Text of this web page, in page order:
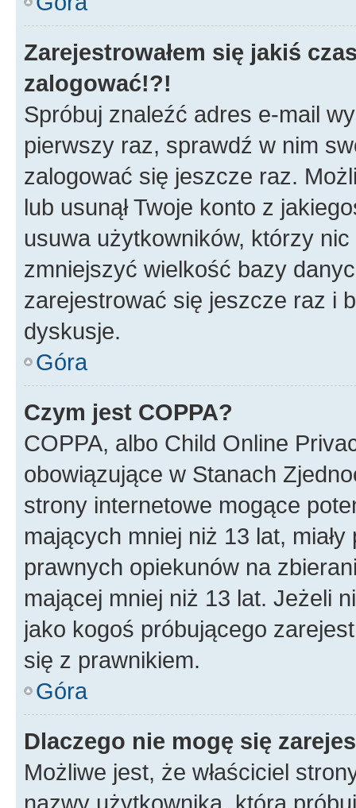
Zarejestrowałem się jakiś
zalogować!?!
Spróbuj znaleźć adres e-mail
pierwszy raz, sprawdź w nim
zalogować się jeszcze raz.
lub usunął Twoje konto z
usuwa użytkowników, którzy
zmniejszyć wielkość bazy
zarejestrować się jeszcze raz i
dyskusje.
Góra
Czym jest COPPA?
COPPA, albo Child Online
obowiązujące w Stanach
strony internetowe mogące
mających mniej niż 13 lat,
prawnych opiekunów na
mającej mniej niż 13 lat. Jeżeli
jako kogoś próbującego
się z prawnikiem.
Góra
Dlaczego nie mogę się
Możliwe jest, że właściciel